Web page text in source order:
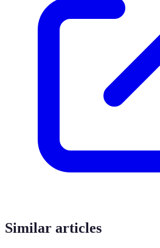
Similar articles